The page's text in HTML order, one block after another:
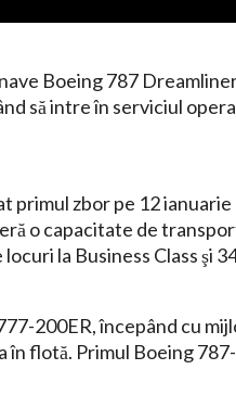
Boeing 787
să intre în serviciul
primul zbor pe 12
o capacitate de
la Business Class şi
200ER, începând cu
în flotă. Primul Boeing